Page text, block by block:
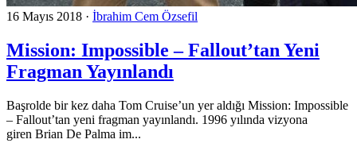
16 Mayıs 2018 · İbrahim Cem Özsefil
Mission: Impossible – Fallout’tan Yeni
Fragman Yayınlandı
Başrolde bir kez daha Tom Cruise’un yer aldığı Mission: Impossible
– Fallout’tan yeni fragman yayınlandı. 1996 yılında vizyona
giren Brian De Palma im...